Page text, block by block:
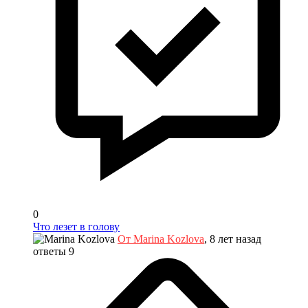
0
Что лезет в голову
От Marina Kozlova, 8 лет назад
ответы 9